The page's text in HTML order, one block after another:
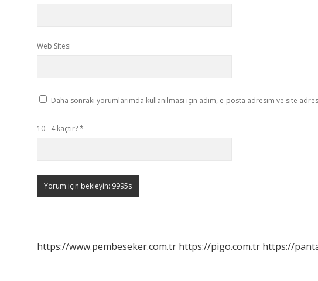
Web Sitesi
Daha sonraki yorumlarımda kullanılması için adım, e-posta adresim ve site
10 - 4 kaçtır?*
https://www.pembeseker.com.tr https://pigo.com.tr https://